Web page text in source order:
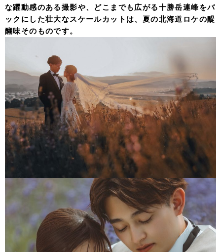
な躍動感のある撮影や、どこまでも広がる十勝岳連峰をバ
ックにした壮大なスケールカットは、夏の北海道ロケの醍
醐味そのものです。